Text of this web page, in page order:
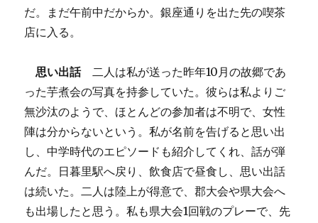
だ。まだ午前中だからか。銀座通りを出た先の喫茶
店に入る。
思い出話二人は私が送った昨年10月の故郷であ
った芋煮会の写真を持参していた。彼らは私よりご
無沙汰のようで、ほとんどの参加者は不明で、女性
陣は分からないという。私が名前を告げると思い出
し、中学時代のエピソードも紹介してくれ、話が弾
んだ。日暮里駅へ戻り、飲食店で昼食し、思い出話
は続いた。二人は陸上が得意で、郡大会や県大会へ
も出場したと思う。私も県大会1回戦のプレーで、先